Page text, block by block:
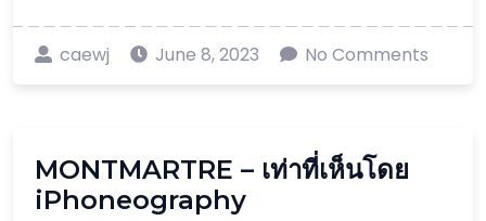
caewj June 8, 2023 No Comments
MONTMARTRE – เท่าที่เห็นโดย
iPhoneography